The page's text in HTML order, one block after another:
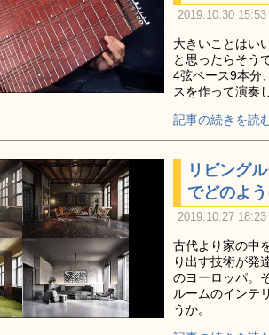
2019.10.30
大きいことはい
と思ったらそう
4弦ベース9本分
スを作って演奏
記事の続きを読
リビング
でどのよ
2019.10.27
古代より家の中
り出す技術が発
のヨーロッパ。
ルームのインテ
うか。